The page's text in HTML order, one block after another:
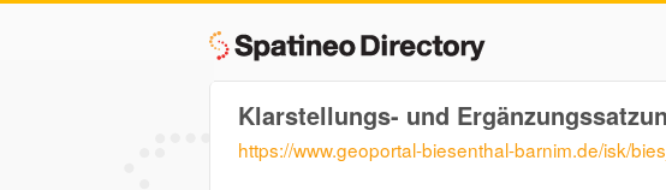
Klarstellungs- und
https://www.geoportal-biesenthal-barnim.de/isk/